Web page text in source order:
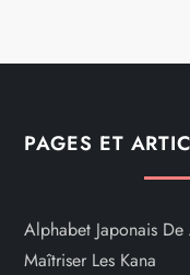
PAGES ET
Alphabet Japonais
Maîtriser Les Kana